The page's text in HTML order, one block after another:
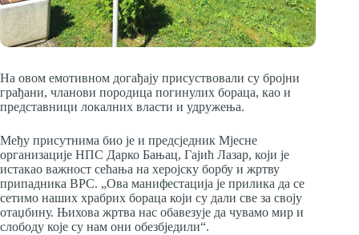
На овом емотивном догађају присуствовали су бројни
грађани, чланови породица погинулих бораца, као и
представници локалних власти и удружења.
Међу присутнима био је и предсједник Мјесне
организације НПС Дарко Бањац, Гајић Лазар, који је
истакао важност сећања на херојску борбу и жртву
припадника ВРС. „Ова манифестација је прилика да се
сетимо наших храбрих бораца који су дали све за своју
отаџбину. Њихова жртва нас обавезује да чувамо мир и
слободу које су нам они обезбједили“.